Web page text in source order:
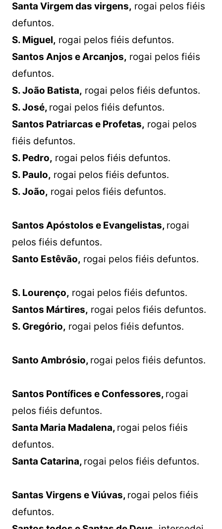
Santa Virgem das virgens, rogai pelos fiéis
defuntos.
S. Miguel, rogai pelos fiéis defuntos.
Santos Anjos e Arcanjos, rogai pelos fiéis
defuntos.
S. João Batista, rogai pelos fiéis defuntos.
S. José, rogai pelos fiéis defuntos.
Santos Patriarcas e Profetas, rogai pelos
fiéis defuntos.
S. Pedro, rogai pelos fiéis defuntos.
S. Paulo, rogai pelos fiéis defuntos.
S. João, rogai pelos fiéis defuntos.
Santos Apóstolos e Evangelistas, rogai
pelos fiéis defuntos.
Santo Estêvão, rogai pelos fiéis defuntos.
S. Lourenço, rogai pelos fiéis defuntos.
Santos Mártires, rogai pelos fiéis defuntos.
S. Gregório, rogai pelos fiéis defuntos.
Santo Ambrósio, rogai pelos fiéis defuntos.
Santos Pontífices e Confessores, rogai
pelos fiéis defuntos.
Santa Maria Madalena, rogai pelos fiéis
defuntos.
Santa Catarina, rogai pelos fiéis defuntos.
Santas Virgens e Viúvas, rogai pelos fiéis
defuntos.